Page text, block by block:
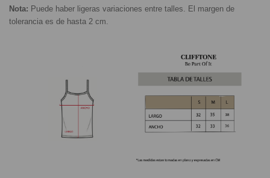
Nota: Puede haber ligeras variaciones entre talles. El margen de
tolerancia es de hasta 2 cm.